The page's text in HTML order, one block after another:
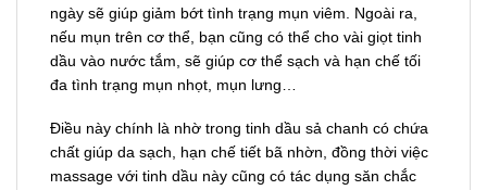
ngày sẽ giúp giảm bớt tình trạng mụn viêm. Ngoài ra,
nếu mụn trên cơ thể, bạn cũng có thể cho vài giọt tinh
dầu vào nước tắm, sẽ giúp cơ thể sạch và hạn chế tối
đa tình trạng mụn nhọt, mụn lưng…
Điều này chính là nhờ trong tinh dầu sả chanh có chứa
chất giúp da sạch, hạn chế tiết bã nhờn, đồng thời việc
massage với tinh dầu này cũng có tác dụng săn chắc